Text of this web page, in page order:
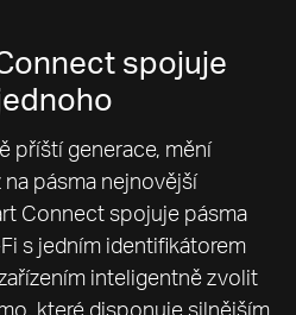
spojuje
příští generace, mění
na pásma nejnovější
Connect spojuje pásma
s jedním identifikátorem
inteligentně zvolit
které disponuje silnějším